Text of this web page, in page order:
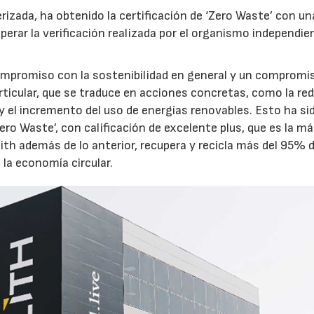
ha obtenido la certificación de ‘Zero Waste’ con
la verificación realizada por el organismo
con la sostenibilidad en general y un
que se traduce en acciones concretas, como la
incremento del uso de energías renovables. Esto ha
Waste’, con calificación de excelente plus, que es la
además de lo anterior, recupera y recicla más del 95%
economía circular.